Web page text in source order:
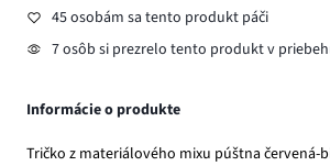
45 osobám sa tento produkt páči
7 osôb si prezrelo tento produkt v
Informácie o produkte
Tričko z materiálového mixu púštna červená-